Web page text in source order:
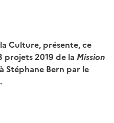
Culture, présente, ce
projets 2019 de la Mission
Stéphane Bern par le